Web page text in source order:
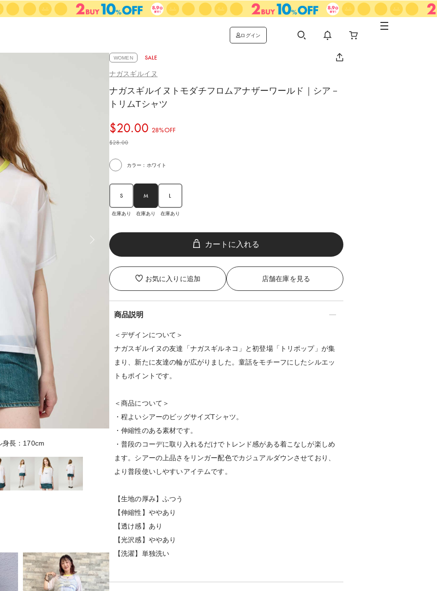
ログイン
身長：170cm 着用サイズ：Women M モデル身長：170cm
WOMEN SALE
ナガスギルイヌ
ナガスギルイヌトモダチフロムアナザーワールド｜シア－
トリムTシャツ
$‌20.00 28%OFF
$‌28.00
カラー：ホワイト
S
在庫あり
M
在庫あり
L
在庫あり
お気に入りに追加 店舗在庫を見る
商品説明
＜デザインについて＞
ナガスギルイヌの友達「ナガスギルネコ」と初登場「トリポップ」が集
まり、新たに友達の輪が広がりました。童話をモチーフにしたシルエッ
トもポイントです。
＜商品について＞
・程よいシアーのビッグサイズTシャツ。
・伸縮性のある素材です。
・普段のコーデに取り入れるだけでトレンド感がある着こなしが楽しめ
ます。シアーの上品さをリンガー配色でカジュアルダウンさせており、
より普段使いしやすいアイテムです。
【生地の厚み】ふつう
【伸縮性】ややあり
【透け感】あり
【光沢感】ややあり
【洗濯】単独洗い